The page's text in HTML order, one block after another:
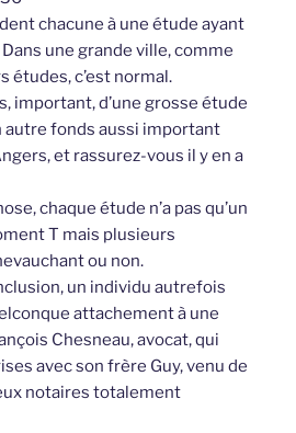
chacune à une étude ayant
une grande ville, comme
études, c’est normal.
important, d’une grosse étude
autre fonds aussi important
et rassurez-vous il y en a
chaque étude n’a pas qu’un
T mais plusieurs
ou non.
un individu autrefois
attachement à une
Chesneau, avocat, qui
avec son frère Guy, venu de
notaires totalement